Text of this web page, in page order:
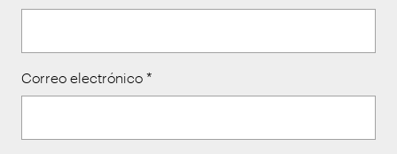
Correo electrónico *